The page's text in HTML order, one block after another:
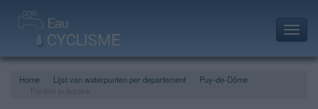
Home Lijst van waterpunten per departement
Puy-de-Dôme